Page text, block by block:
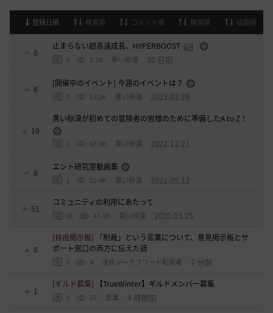
登録日順 検索順 コメント順 推奨順 話題順
0
止まらない超高速成長、HYPERBOOST
0 1.1K 黒い砂漠 10 日前
8
[開催中のイベント] 今週のイベントは？
0 53.2K 黒い砂漠 2023.02.28
19
黒い砂漠が初めての冒険者の皆様のために準備したA to Z！
2 43.3K 黒い砂漠 2022.12.21
8
エント研究室動画集
1 32.4K 黒い砂漠 2021.05.12
51
コミュニティの利用にあたって
18 47.8K 黒い砂漠 2020.03.25
0
[自由掲示板]
「制裁」という言葉について、意見掲示板とサ
ポート窓口の両方に伝えた話
0 4 浅井ジークフリード配信者 7 分前
1
[ギルド募集] 【TrueWinter】ギルドメンバー募集
0 27 倉葉 4 時間前